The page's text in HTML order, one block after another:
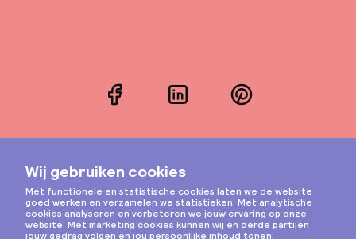
FacebookLinkedInPinterest
Instagram